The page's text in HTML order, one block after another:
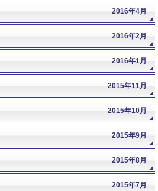
2016年4月
2016年2月
2016年1月
2015年11月
2015年10月
2015年9月
2015年8月
2015年7月